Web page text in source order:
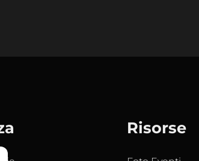
Risorse